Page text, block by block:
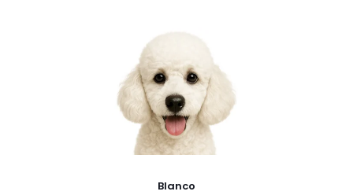
Blanco